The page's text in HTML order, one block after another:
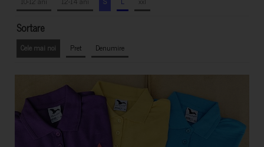
Sortare
Cele mai noi Pret Denumire